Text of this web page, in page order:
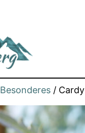
Besonderes / Cardy